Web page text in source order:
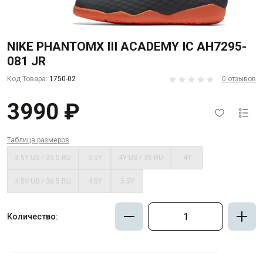
NIKE PHANTOMX III ACADEMY IC AH7295-
081 JR
Код Товара: 1750-02 0 отзывов
3990 ₽
Таблица размеров
3.5Y US / 35.5 RU 3.5Y 4Y US / 36 RU 4Y
4.5Y US / 36.5 RU 4.5Y 5.5Y
Количество: